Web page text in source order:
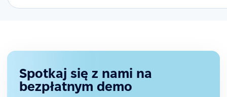
Spotkaj się z nami na
bezpłatnym demo